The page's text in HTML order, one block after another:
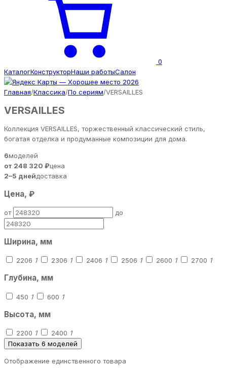
0
КаталогКонструкторНаши работыСалон
Главная/Классика/По сериям/VERSAILLES
VERSAILLES
Коллекция VERSAILLES, торжественный классический стиль,
богатая отделка и продуманные композиции для дома.
6моделей
от 248 320 ₽цена
2–5 днейдоставка
Цена, ₽
от до
Ширина, мм
2206 1 2306 1 2406 1 2506 1 2600 1 2700 1
Глубина, мм
450 1 600 1
Высота, мм
2200 1 2400 1
Показать 6 моделей
Отображение единственного товара